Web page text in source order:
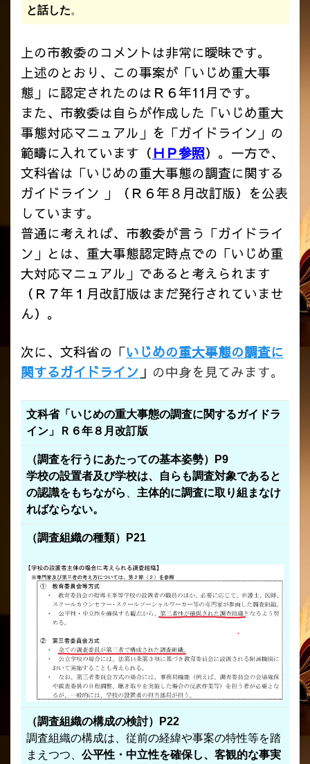
と話した。
上の市教委のコメントは非常に曖昧です。
上述のとおり、この事案が「いじめ重大事
態」に認定されたのはＲ６年11月です。
また、市教委は自らが作成した「いじめ重大
事態対応マニュアル」を「ガイドライン」の
範疇に入れています（ＨＰ参照）。一方で、
文科省は「いじめの重大事態の調査に関する
ガイドライン 」（Ｒ６年８月改訂版）を公表
しています。
普通に考えれば、市教委が言う「ガイドライ
ン」とは、重大事態認定時点での「いじめ重
大対応マニュアル」であると考えられます
（Ｒ７年１月改訂版はまだ発行されていませ
ん）。
次に、文科省の「いじめの重大事態の調査に
関するガイドライン 」 の中身を見てみます。
文科省「いじめの重大事態の調査に関するガイドラ
イン」Ｒ６年８月改訂版
（調査を行うにあたっての基本姿勢）P9
学校の設置者及び学校は、自らも調査対象であると
の認識をもちながら
主体的に調査に取り組まなけ
ればならない。
（調査組織の種類）P21
（調査組織の構成の検討）P22
調査組織の構成は、従前の経緯や事案の特性等を踏
まえつつ、 公平性・中立性を確保し、客観的な事実